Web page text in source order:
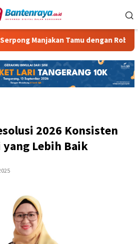
Tamu dengan Robot Waiter
2026 Konsisten
Lebih Baik